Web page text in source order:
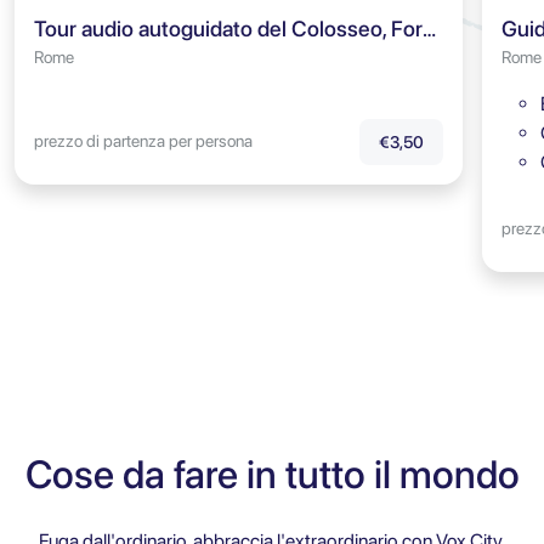
Tour audio autoguidato del Colosseo, Foro Romano & Colle Palatino
Rome
prezzo di partenza per persona €3,50
Rome
Cose da fare in tutto il mondo